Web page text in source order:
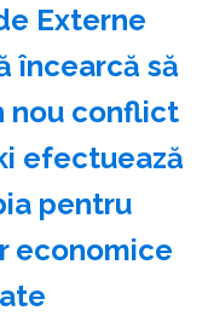
Externe
încearcă să
nou conflict
efectuează
pentru
economice